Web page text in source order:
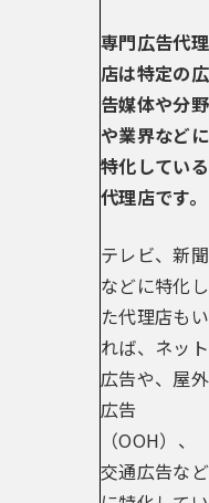
専門広告代理
店は特定の広
告媒体や分野
や業界などに
特化している
代理店です。
テレビ、新聞
などに特化し
た代理店もい
れば、ネット
広告や、屋外
広告
（OOH）、
交通広告など